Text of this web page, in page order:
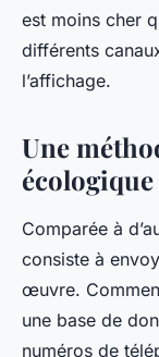
est moins cher
différents
l’affichage.
Une
écologique
Comparée à
consiste à
œuvre.
une base de
numéros de